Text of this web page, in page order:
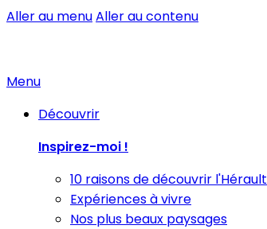
Aller au menuAller au contenu
Menu
Découvrir
Inspirez-moi !
10 raisons de découvrir l'Hérault
Expériences à vivre
Nos plus beaux paysages